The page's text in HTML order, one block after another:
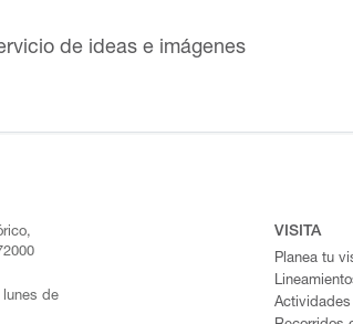
de ideas e imágenes
lunes de
VISITA
Planea tu
Actividades